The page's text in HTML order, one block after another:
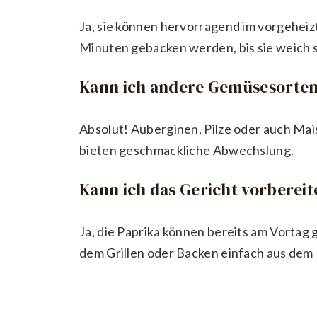
Ja, sie können hervorragend im
Minuten gebacken werden, bis sie weich
Kann ich andere
Absolut! Auberginen, Pilze oder auch
bieten geschmackliche Abwechslung.
Kann ich das Gericht
Ja, die Paprika können bereits am
dem Grillen oder Backen einfach aus